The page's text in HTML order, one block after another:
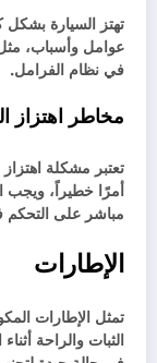
عوامل وأسباب،
في نظام الفرامل.
مخاطر اهتزاز
أمرًا خطيراً، ويجب
مباشر على التحكم
الإطارات
تمثل الإطارات
الثبات والراحة